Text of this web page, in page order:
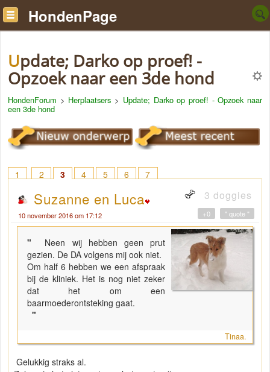
HondenPage
Update; Darko op proef! -
Opzoek naar een 3de hond
HondenForum > Herplaatsers > Update; Darko op proef! - Opzoek naar
een 3de hond
1 2 3 4 5 6 7
Suzanne en Luca 3 doggies
10 november 2016 om 17:12 " quote "
+0
"
Neen wij hebben geen prut
gezien. De DA volgens mij ook niet.
Om half 6 hebben we een afspraak
bij de kliniek. Het is nog niet zeker
dat het om een
baarmoederontsteking gaat.
"
Tinaa.
Gelukkig straks al.